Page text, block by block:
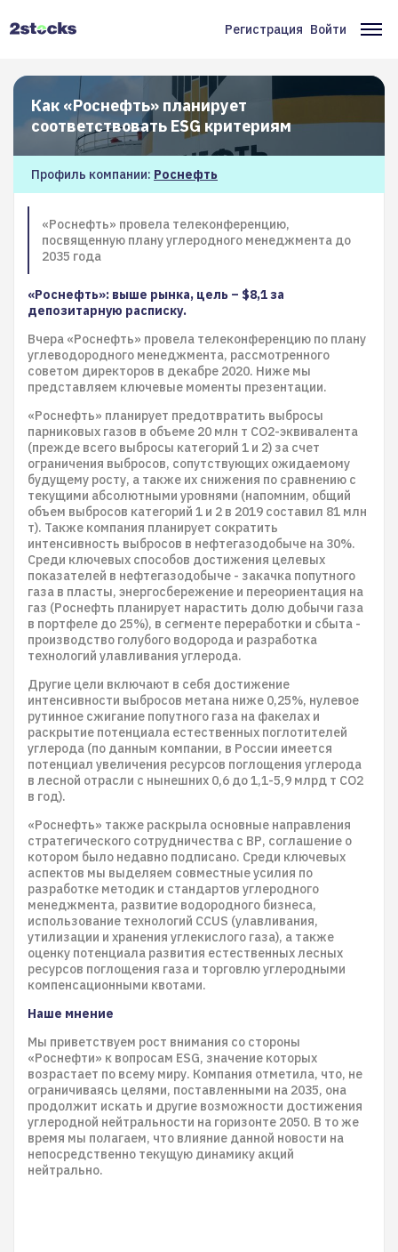
Меню
учётной
записи
пользователя
Регистрация Войти
Как «Роснефть» планирует
соответствовать ESG критериям
Профиль компании: Роснефть
«Роснефть» провела телеконференцию,
посвященную плану углеродного менеджмента до
2035 года
«Роснефть»: выше рынка, цель – $8,1 за
депозитарную расписку.
Вчера «Роснефть» провела телеконференцию по плану
углеводородного менеджмента, рассмотренного
советом директоров в декабре 2020. Ниже мы
представляем ключевые моменты презентации.
«Роснефть» планирует предотвратить выбросы
парниковых газов в объеме 20 млн т CO2-эквивалента
(прежде всего выбросы категорий 1 и 2) за счет
ограничения выбросов, сопутствующих ожидаемому
будущему росту, а также их снижения по сравнению с
текущими абсолютными уровнями (напомним, общий
объем выбросов категорий 1 и 2 в 2019 составил 81 млн
т). Также компания планирует сократить
интенсивность выбросов в нефтегазодобыче на 30%.
Среди ключевых способов достижения целевых
показателей в нефтегазодобыче - закачка попутного
газа в пласты, энергосбережение и переориентация на
газ (Роснефть планирует нарастить долю добычи газа
в портфеле до 25%), в сегменте переработки и сбыта -
производство голубого водорода и разработка
технологий улавливания углерода.
Другие цели включают в себя достижение
интенсивности выбросов метана ниже 0,25%, нулевое
рутинное сжигание попутного газа на факелах и
раскрытие потенциала естественных поглотителей
углерода (по данным компании, в России имеется
потенциал увеличения ресурсов поглощения углерода
в лесной отрасли с нынешних 0,6 до 1,1-5,9 млрд т CO2
в год).
«Роснефть» также раскрыла основные направления
стратегического сотрудничества с ВР, соглашение о
котором было недавно подписано. Среди ключевых
аспектов мы выделяем совместные усилия по
разработке методик и стандартов углеродного
менеджмента, развитие водородного бизнеса,
использование технологий CCUS (улавливания,
утилизации и хранения углекислого газа), а также
оценку потенциала развития естественных лесных
ресурсов поглощения газа и торговлю углеродными
компенсационными квотами.
Наше мнение
Мы приветствуем рост внимания со стороны
«Роснефти» к вопросам ESG, значение которых
возрастает по всему миру. Компания отметила, что, не
ограничиваясь целями, поставленными на 2035, она
продолжит искать и другие возможности достижения
углеродной нейтральности на горизонте 2050. В то же
время мы полагаем, что влияние данной новости на
непосредственно текущую динамику акций
нейтрально.